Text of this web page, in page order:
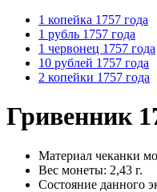
1 копейка 1757 года
1 рубль 1757 года
1 червонец 1757 года
10 рублей 1757 года
2 копейки 1757 года
Гривенник
Материал чеканки
Вес монеты: 2,43 г.
Состояние данного